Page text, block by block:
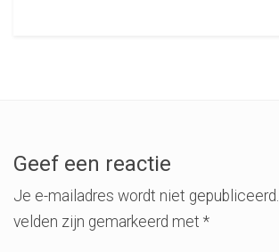
Geef een reactie
Je e-mailadres wordt niet gepubliceerd.
velden zijn gemarkeerd met *